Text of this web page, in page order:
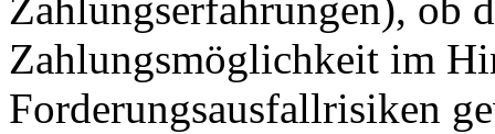
Zahlungserfahrungen), ob
Zahlungsmöglichkeit im
Forderungsausfallrisiken